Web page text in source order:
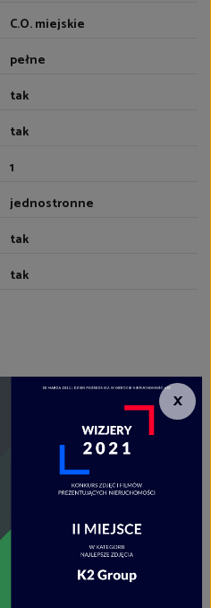
C.O. miejskie
pełne
tak
tak
1
jednostronne
tak
tak
aneks kuchenny - połączony z
×